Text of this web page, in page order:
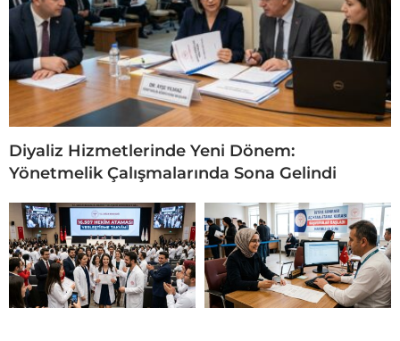
Diyaliz Hizmetlerinde Yeni Dönem:
Yönetmelik Çalışmalarında Sona Gelindi